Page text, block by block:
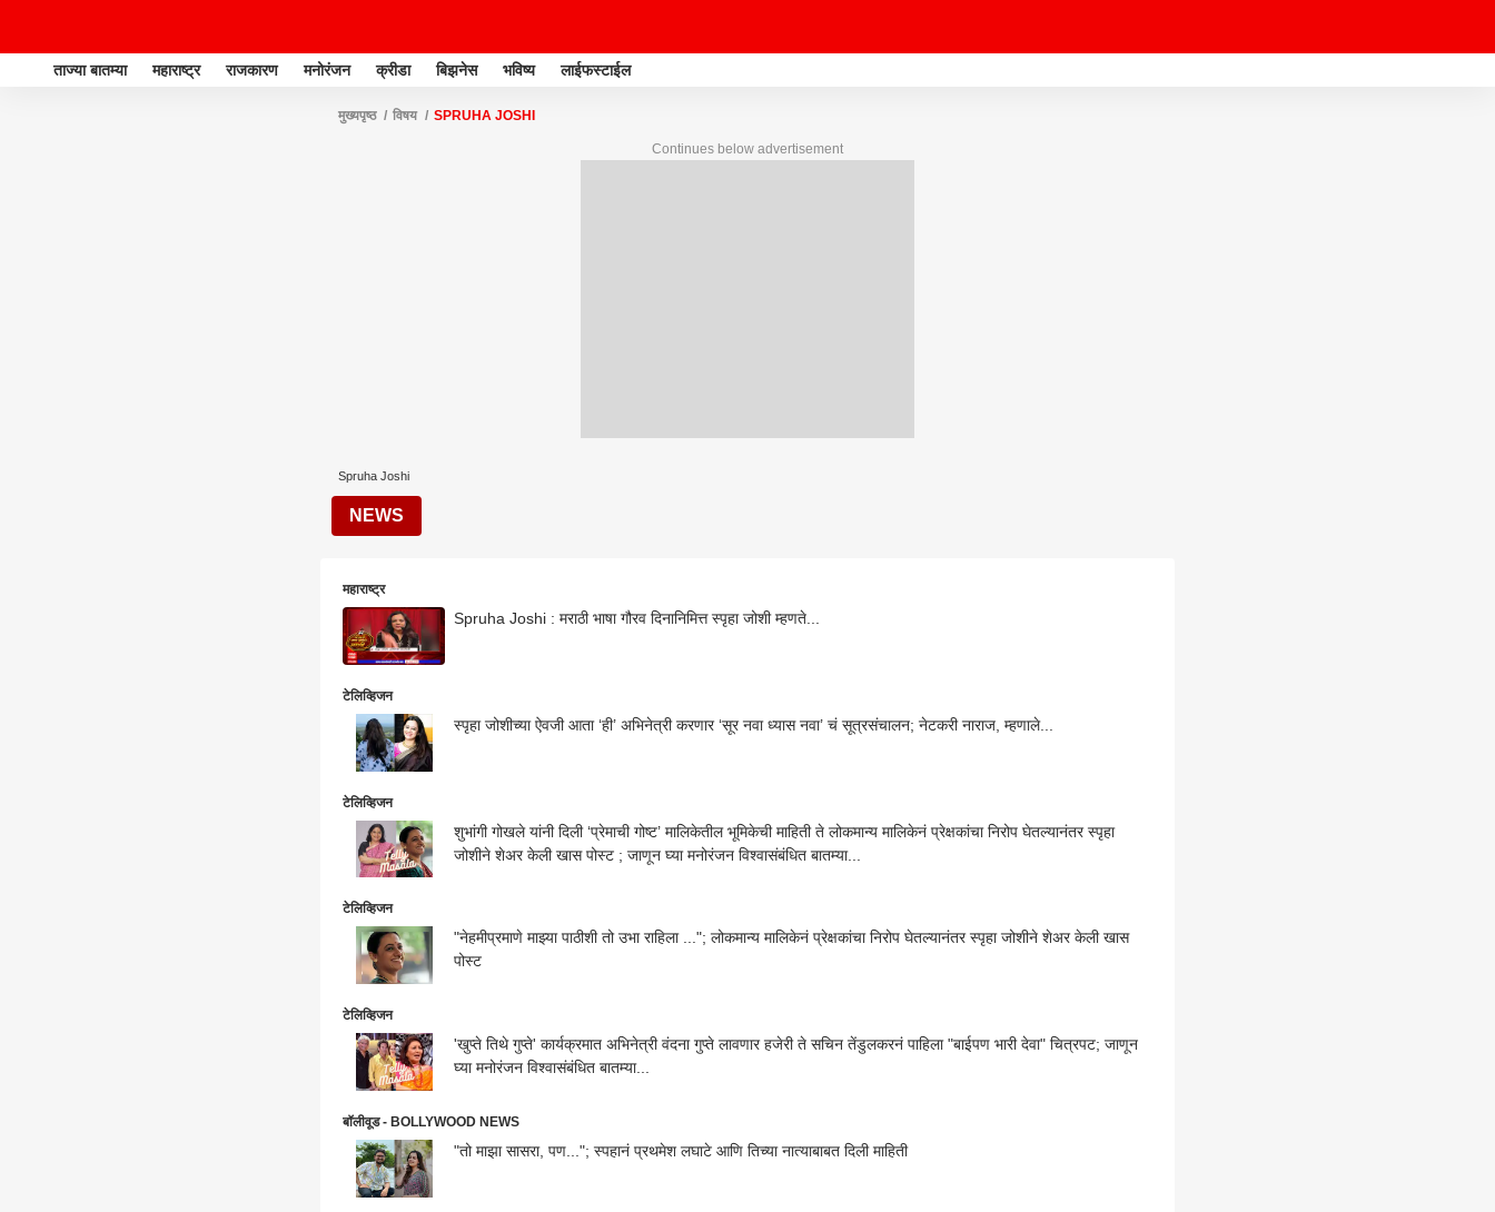
ताज्या बातम्या महाराष्ट्र राजकारण मनोरंजन क्रीडा बिझनेस भविष्य लाईफस्टाईल
मुख्यपृष्ठ विषय SPRUHA JOSHI
Continues below advertisement
Spruha Joshi
NEWS
महाराष्ट्र
Spruha Joshi : मराठी भाषा गौरव दिनानिमित्त स्पृहा जोशी म्हणते...
टेलिव्हिजन
स्पृहा जोशीच्या ऐवजी आता ‘ही’ अभिनेत्री करणार ‘सूर नवा ध्यास नवा’ चं सूत्रसंचालन; नेटकरी नाराज, म्हणाले...
टेलिव्हिजन
शुभांगी गोखले यांनी दिली ‘प्रेमाची गोष्ट’ मालिकेतील भूमिकेची माहिती ते लोकमान्य मालिकेनं प्रेक्षकांचा निरोप घेतल्यानंतर स्पृहा
जोशीने शेअर केली खास पोस्ट ; जाणून घ्या मनोरंजन विश्वासंबंधित बातम्या...
टेलिव्हिजन
"नेहमीप्रमाणे माझ्या पाठीशी तो उभा राहिला ..."; लोकमान्य मालिकेनं प्रेक्षकांचा निरोप घेतल्यानंतर स्पृहा जोशीने शेअर केली खास
पोस्ट
टेलिव्हिजन
'खुप्ते तिथे गुप्ते' कार्यक्रमात अभिनेत्री वंदना गुप्ते लावणार हजेरी ते सचिन तेंडुलकरनं पाहिला "बाईपण भारी देवा" चित्रपट; जाणून
घ्या मनोरंजन विश्वासंबंधित बातम्या...
बॉलीवूड - BOLLYWOOD NEWS
"तो माझा सासरा, पण..."; स्पहानं प्रथमेश लघाटे आणि तिच्या नात्याबाबत दिली माहिती